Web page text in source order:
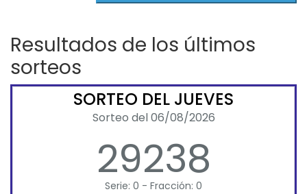
Resultados de los últimos
sorteos
SORTEO DEL JUEVES
Sorteo del 06/08/2026
29238
Serie: 0 - Fracción: 0